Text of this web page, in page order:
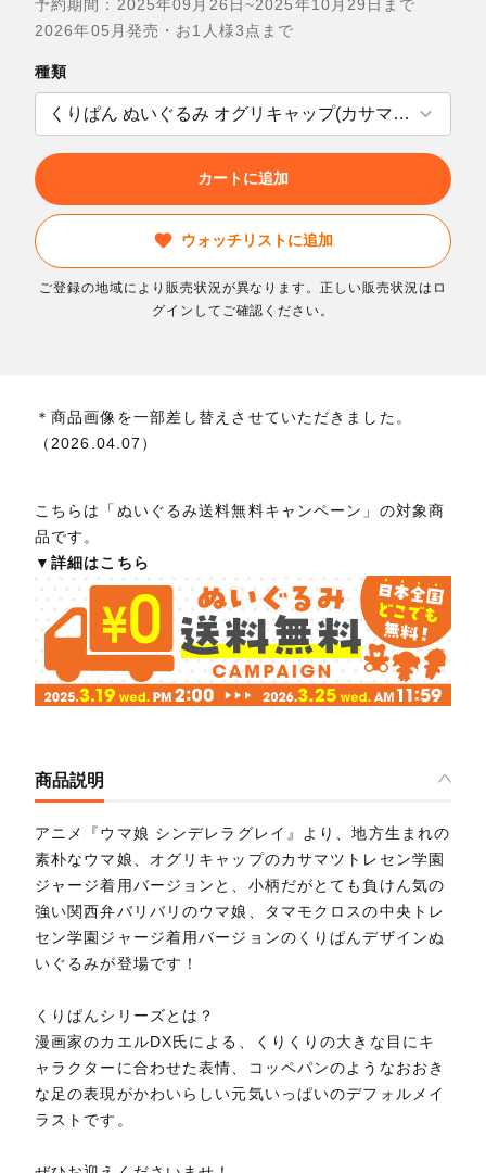
予約期間：2025年09月26日~2025年10月29日まで
2026年05月発売・お1人様3点まで
種類
カートに追加
ウォッチリストに追加
ご登録の地域により販売状況が異なります。正しい販売状況はロ
グインしてご確認ください。
＊商品画像を一部差し替えさせていただきました。
（2026.04.07）
こちらは「ぬいぐるみ送料無料キャンペーン」の対象商
品です。
▼詳細はこちら
商品説明
アニメ『ウマ娘 シンデレラグレイ』より、地方生まれの
素朴なウマ娘、オグリキャップのカサマツトレセン学園
ジャージ着用バージョンと、小柄だがとても負けん気の
強い関西弁バリバリのウマ娘、タマモクロスの中央トレ
セン学園ジャージ着用バージョンのくりぱんデザインぬ
いぐるみが登場です！
くりぱんシリーズとは？
漫画家のカエルDX氏による、くりくりの大きな目にキ
ャラクターに合わせた表情、コッペパンのようなおおき
な足の表現がかわいらしい元気いっぱいのデフォルメイ
ラストです。